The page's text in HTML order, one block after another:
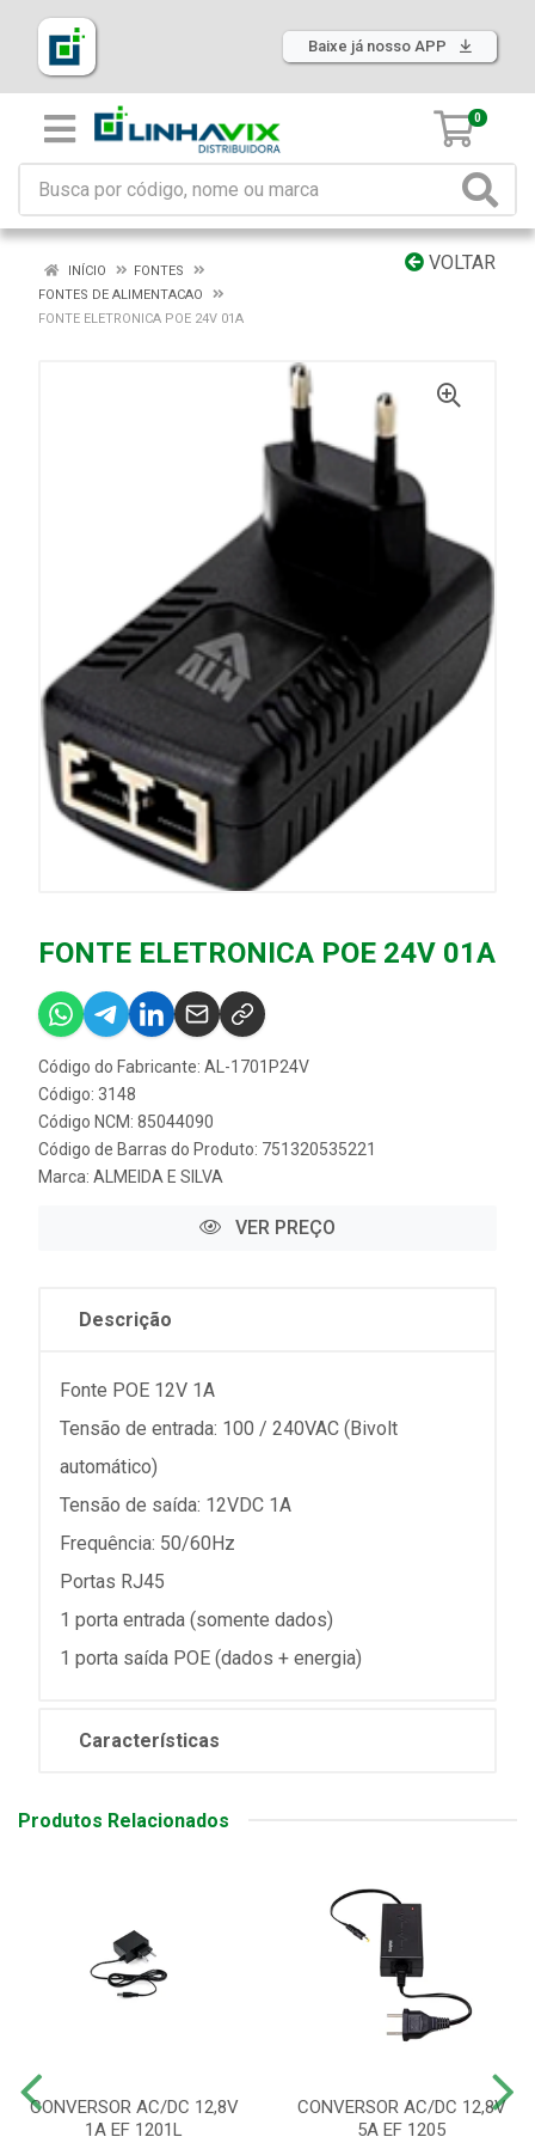
Baixe já nosso APP
0
VOLTAR
INÍCIO
FONTES
FONTES DE ALIMENTACAO
FONTE ELETRONICA POE 24V 01A
FONTE ELETRONICA POE 24V 01A
Código do Fabricante: AL-1701P24V
Código: 3148
Código NCM: 85044090
Código de Barras do Produto: 751320535221
Marca: ALMEIDA E SILVA
VER PREÇO
Descrição
Fonte POE 12V 1A
Tensão de entrada: 100 / 240VAC (Bivolt
automático)
Tensão de saída: 12VDC 1A
Frequência: 50/60Hz
Portas RJ45
1 porta entrada (somente dados)
1 porta saída POE (dados + energia)
Características
Produtos Relacionados
CONVERSOR AC/DC 12,8V
1A EF 1201L
CONVERSOR AC/DC 12,8V
5A EF 1205